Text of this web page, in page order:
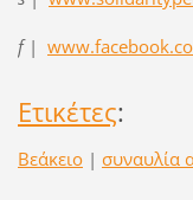
f|
Ετικέτες:
Βεάκειο | συναυλία